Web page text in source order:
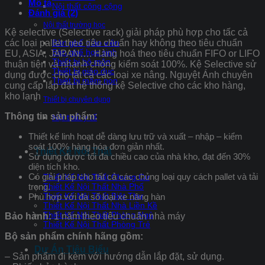
Nội thất công cộng
Nội thất trường học
Bàn ghế giáo viên
Bàn ghế học sinh
Thiết bị bộ môn
Thiết bị giáo dục
Thiết bị mầm non
Thiết bị chuyên dụng
Nội thất y tế
Thiết Kế Nội Thất
Thiết Kế Nội Thất Chung Cư
Thiết Kế Nội Thất Nhà Phố
Thiết Kế Nội Thất Biệt Thự
Thiết Kế Nội Thất Nhà Liền Kề
Thiết Kế Nội Thất Phòng Ngủ
Thiết Kế Nội Thất Phòng Trẻ
Dự Án Tiêu Biểu
Mô tả
Đánh giá (2)
Kệ selective (Selective rack) giải pháp phù hợp cho tấc cả
các loại pallet theo tiêu chuẩn hay không theo tiêu chuẩn
EU, ASIA, JAPAN…. Hàng hoá theo tiêu chuẩn FIFO or LIFO
thuận tiện và nhanh chóng kiểm soát 100%. Kệ Selective sử
dụng được cho tất cả các loại xe nâng. Nguyệt Ánh chuyên
cung cấp lắp đặt hệ thống kệ Selective cho các kho hàng,
kho lạnh
Thông tin sản phẩm:
Thiết kế linh hoạt dễ dàng lưu trữ và xuất – nhập – kiểm
soát 100% hàng hóa đơn giản nhất.
Sử dụng được tối đa chiều cao của nhà kho, đạt đến 30%
diện tích kho.
Có giải pháp cho tất cả các chủng loại quy cách pallet và tải
trọng.
Phù hợp với đa số loại xe nâng hàn
Bảo hành:1 năm theo tiêu chuẩn nhà máy
Bộ sản phẩm chính hãng gồm:
– Sản phẩm đi kèm với hướng dẫn lắp đặt, sử dụng.